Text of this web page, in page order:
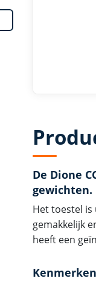
De Dione
gewichten.
Het toestel is
gemakkelijk
heeft een